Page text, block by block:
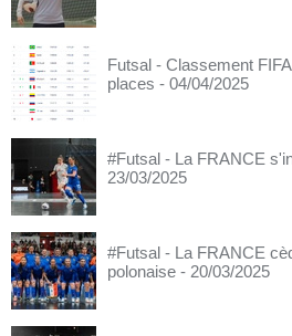
Futsal - Classement
places - 04/04/2025
#Futsal - La FRANCE
23/03/2025
#Futsal - La FRANCE
polonaise - 20/03/2025